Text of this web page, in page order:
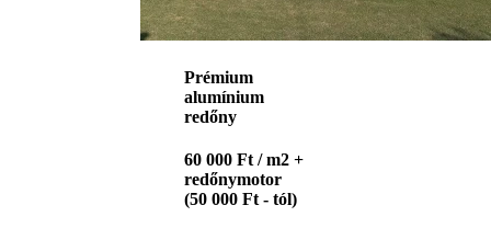
Prémium
alumínium
redőny
60 000 Ft / m2 +
redőnymotor
(50 000 Ft - tól)